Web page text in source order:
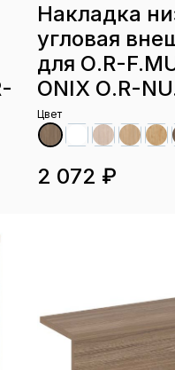
Накладка
угловая
для О.R-
ONIX О.R-
Цвет
2 072 ₽